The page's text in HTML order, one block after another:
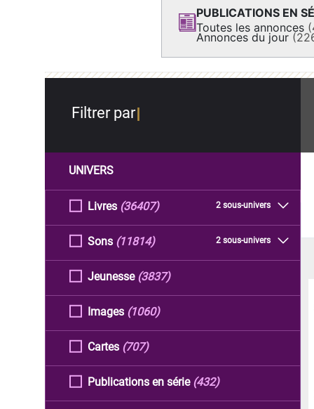
PUBLICATIONS EN
Toutes les annonces
Annonces du jour
Filtrer par
UNIVERS
Livres 2 sous-univers
(36407)
Sons 2 sous-univers
(11814)
Jeunesse (3837)
Images (1060)
Cartes (707)
Publications en série (432)